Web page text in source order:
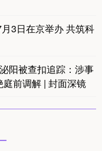
3日在京举办 共筑科
阳被查扣追踪：涉事
前调解 | 封面深镜